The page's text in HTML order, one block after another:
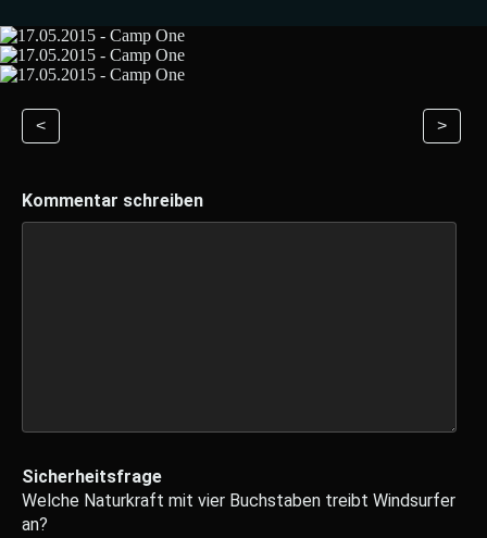
< >
Kommentar schreiben
Sicherheitsfrage
Welche Naturkraft mit vier Buchstaben treibt Windsurfer
an?